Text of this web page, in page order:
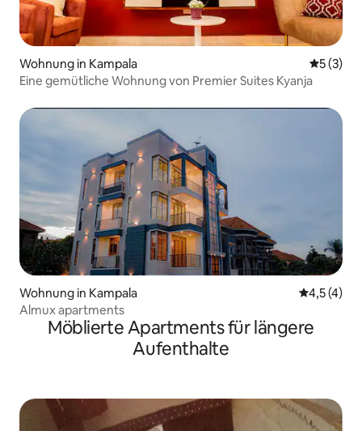
Wohnung in Kampala
5 (3)
Eine gemütliche Wohnung von Premier Suites Kyanja
Wohnung in Kampala
4,5 (4)
Almux apartments
Möblierte Apartments für längere
Aufenthalte